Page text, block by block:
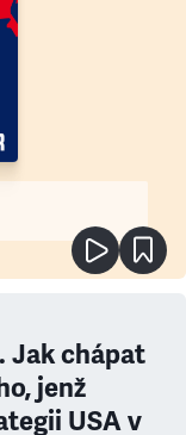
Jak chápat
jenž
USA v